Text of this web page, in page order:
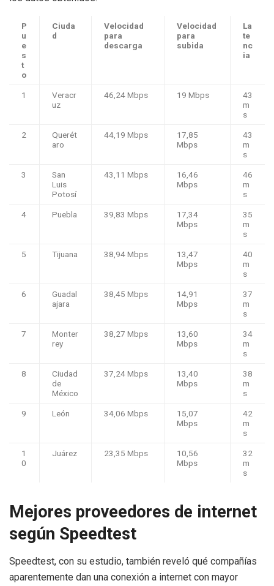
P
u
e
s
t
o
Ciuda
d
Velocidad
para
descarga
Velocidad
para
subida
La
te
nc
ia
1
Veracr
uz
46,24 Mbps 19 Mbps
43
m
s
2
Querét
aro
44,19 Mbps
17,85
Mbps
43
m
s
3
San
Luis
Potosí
43,11 Mbps
16,46
Mbps
46
m
s
4 Puebla 39,83 Mbps
17,34
Mbps
35
m
s
5 Tijuana 38,94 Mbps
13,47
Mbps
40
m
s
6
Guadal
ajara
38,45 Mbps
14,91
Mbps
37
m
s
7
Monter
rey
38,27 Mbps
13,60
Mbps
34
m
s
8
Ciudad
de
México
37,24 Mbps
13,40
Mbps
38
m
s
9 León 34,06 Mbps
15,07
Mbps
42
m
s
1
0
Juárez 23,35 Mbps
10,56
Mbps
32
m
s
Mejores proveedores de internet
según Speedtest
Speedtest, con su estudio, también reveló qué compañías
aparentemente dan una conexión a internet con mayor